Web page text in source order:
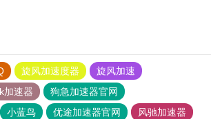
旋风加速度器
旋风加速
加速器
狗急加速器官网
小蓝鸟 优途加速器官网
风驰加速器